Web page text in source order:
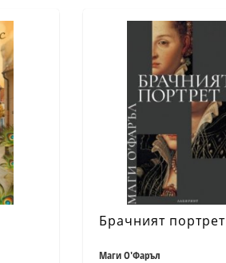
Брачният портрет
Маги О'Фаръл